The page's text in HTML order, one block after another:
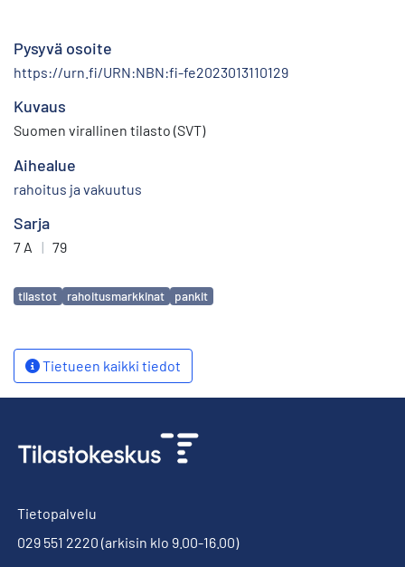
Pysyvä osoite
https://urn.fi/URN:NBN:fi-fe2023013110129
Kuvaus
Suomen virallinen tilasto (SVT)
Aihealue
rahoitus ja vakuutus
Sarja
7 A | 79
Avainsanat
tilastot rahoitusmarkkinat pankit
Tietueen kaikki tiedot
Tietopalvelu
029 551 2220 (arkisin klo 9.00-16.00)